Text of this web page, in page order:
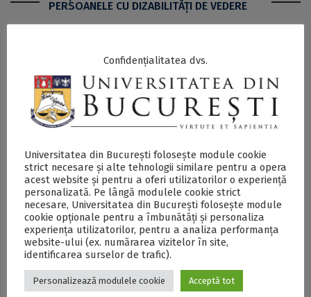
PERSOANELE CU DIZABILITĂŢI DE VEDERE
Universitatea din București, din nou partener la cea
de-a IX-a ediție „Art Safari” - DOCX
Postări Asemănătoare:
Arta cucerește
Strada Lipscani!
Universitatea din
Art Safari 2022.
Bilete la preț
special pentru
Confidențialitatea dvs.
Universitatea din București folosește module cookie
strict necesare și alte tehnologii similare pentru a opera
acest website și pentru a oferi utilizatorilor o experiență
personalizată. Pe lângă modulele cookie strict
necesare, Universitatea din București folosește module
cookie opționale pentru a îmbunătăți și personaliza
experiența utilizatorilor, pentru a analiza performanța
website-ului (ex. numărarea vizitelor în site,
identificarea surselor de trafic).
Personalizează modulele cookie Acceptă tot